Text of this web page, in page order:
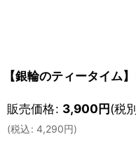
【銀輪のティータイム
販売価格: 3,900円(税
(税込: 4,290円)